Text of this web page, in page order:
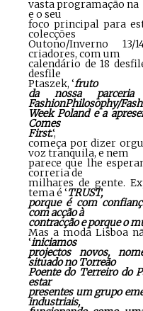
vasta programação na
e o seu
foco principal para
colecções
Outono/Inverno
criadores, com um
calendário de 18
desfile
Ptaszek, ‘fruto
da nossa
FashionPhilosophy/
Week Poland e a
Comes
First.‘,
começa por dizer
voz tranquila, e nem
parece que lhe
correria de
milhares de gente.
tema é ‘TRUST,
porque é com
com acção à
contracção e porque o
Mas a moda Lisboa
‘iniciamos
projectos novos,
situado no Torreão
Poente do Terreiro do
estar
presentes um grupo
industriais,